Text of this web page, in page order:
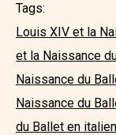
Tags:
Louis XIV et la
et la Naissance
Naissance du
Naissance du
du Ballet en italien